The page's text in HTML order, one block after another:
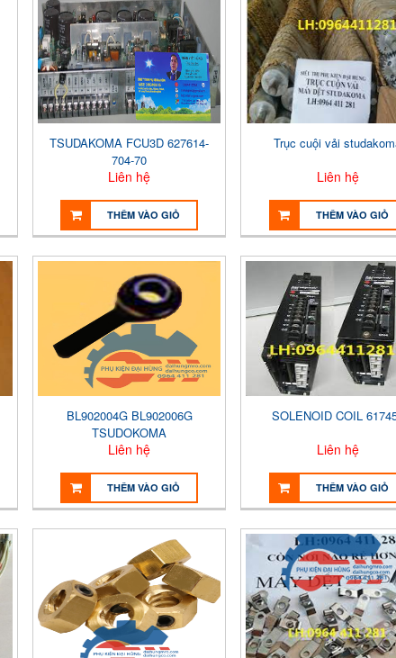
TSUDAKOMA FCU3D 627614-
704-70
Liên hệ
THÊM VÀO GIỎ
Trục cuội vải
Liên hệ
THÊM VÀO GIỎ
BL902004G BL902006G
TSUDOKOMA
Liên hệ
THÊM VÀO GIỎ
SOLENOID COIL
Liên hệ
THÊM VÀO GIỎ